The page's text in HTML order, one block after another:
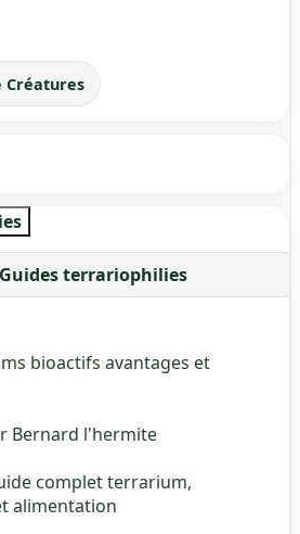
Créatures
terrariophilies
bioactifs avantages et
Bernard l'hermite
complet terrarium,
alimentation